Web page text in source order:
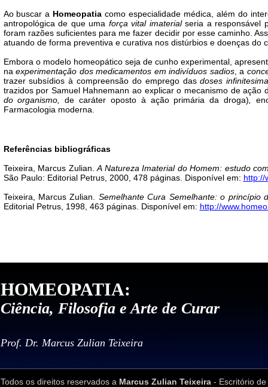
Ao buscar a Homeopatia como especialidade médica, além do
antropológica de que uma força vital imaterialseria a responsável
foram razões suficientes para me fazer decidir por esse caminho.
atuando de forma preventiva e curativa nos distúrbios e doenças do
Embora o modelo homeopático seja de cunho experimental,
na experimentação dos medicamentos em indivíduos sadios, a
trazer subsídios à compreensão do emprego dasdoses
trazidos por Samuel Hahnemann ao explicar o mecanismo de ação
do organismo,de caráter oposto à ação primária da droga)
Farmacologia moderna.
Referências bibliográficas
Teixeira, Marcus Zulian.A Natureza Imaterial do Homem: estudo
São Paulo: Editorial Petrus, 2000, 478 páginas. Disponível em: http://
Teixeira, Marcus Zulian. Semelhante Cura Semelhante: o princípio
Editorial Petrus, 1998, 463 páginas. Disponível em: http://
HOMEOPATIA:
Ciência, Filosofia e Arte de Curar
Prof. Dr. Marcus Zulian Teixeira
Todos os direitos reservados a Marcus Zulian Teixeira - Escritório